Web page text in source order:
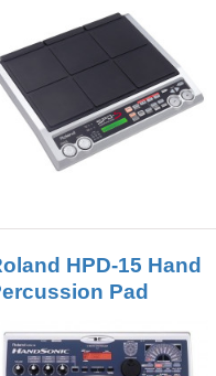
HPD-15 Hand
Pad